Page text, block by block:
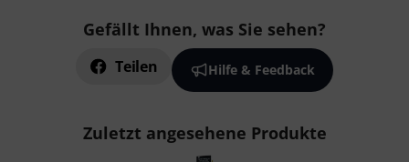
Gefällt Ihnen, was Sie sehen?
Teilen Hilfe & Feedback
Zuletzt angesehene Produkte